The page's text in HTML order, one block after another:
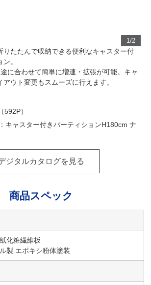
1/2
りたたんで収納できる便利なキャスター付
。
に合わせて簡単に増連・拡張が可能。キャ
アウト変更もスムーズに行えます。
592P）
キャスター付きパーティションH180cm ナ
ジタルカタログを見る
商品スペック
化粧繊維板
製 エポキシ粉体塗装